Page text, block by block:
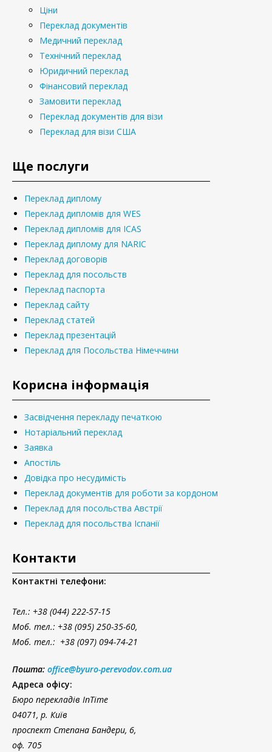
Ціни
Переклад документів
Медичний переклад
Технічний переклад
Юридичний переклад
Фінансовий переклад
Замовити переклад
Переклад документів для візи
Переклад для візи США
Ще послуги
Переклад диплому
Переклад дипломів для WES
Переклад дипломів для ICAS
Переклад диплому для NARIC
Переклад договорів
Переклад для посольств
Переклад паспорта
Переклад сайту
Переклад статей
Переклад презентацій
Переклад для Посольства Німеччини
Корисна інформація
Засвідчення перекладу печаткою
Нотаріальний переклад
Заявка
Апостіль
Довідка про несудимість
Переклад документів для роботи за кордоном
Переклад для посольства Австрії
Переклад для посольства Іспанії
Контакти
Контактні телефони:
Тел.: +38 (044) 222-57-15
Моб. тел.: +38 (095) 250-35-60,
Моб. тел.: +38 (097) 094-74-21
Пошта: office@byuro-perevodov.com.ua
Адреса офісу:
Бюро перекладів InTime
04071, р. Київ
проспект Степана Бандери, 6,
оф. 705